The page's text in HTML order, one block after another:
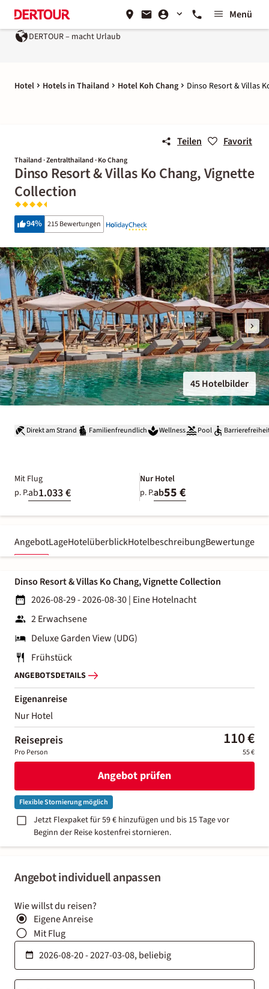
Menü
DERTOUR – macht Urlaub
Hotel Hotels in Thailand Hotel Koh Chang Dinso Resort & Villas
Teilen Favorit
Thailand · Zentralthailand · Ko Chang
Dinso Resort & Villas Ko Chang, Vignette
Collection
94% 215 Bewertungen
45 Hotelbilder
Direkt am Strand Familienfreundlich Wellness Pool
Mit Flug
p. P.ab1.033 €
Nur Hotel
p. P.ab55 €
AngebotLageHotelüberblickHotelbeschreibungBewertungen
Angebot individuell anpassen
Wie willst du reisen?
Eigene Anreise
Mit Flug
Dinso Resort & Villas Ko Chang, Vignette Collection
2026-08-29 - 2026-08-30| Eine Hotelnacht
2 Erwachsene
Deluxe Garden View (UDG)
Frühstück
ANGEBOTSDETAILS
Eigenanreise
Nur Hotel
Reisepreis 110 €
Pro Person 55 €
Angebot prüfen
Flexible Stornierung möglich
Jetzt Flexpaket für 59 € hinzufügen und bis 15 Tage vor
Beginn der Reise kostenfrei stornieren.